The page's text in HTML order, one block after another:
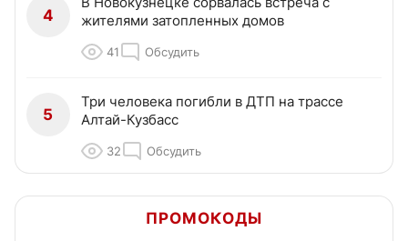
4
жителями затопленных домов
41 Обсудить
5
Три человека погибли в ДТП на трассе
Алтай-Кузбасс
32 Обсудить
ПРОМОКОДЫ